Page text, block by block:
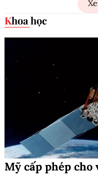
Khoa học
Mỹ cấp phép cho